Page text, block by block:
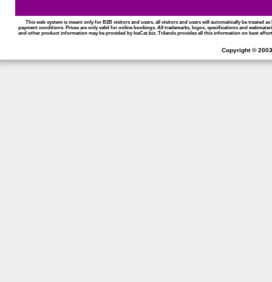
This web system is meant only for B2B visitors and users, all visitors and users will automatically be treated
payment conditions. Prices are only valid for online bookings. All trademarks, logos, specifications and
and other product information may be provided by IceCat.biz. Trilands provides all this information on best
Copyright ©